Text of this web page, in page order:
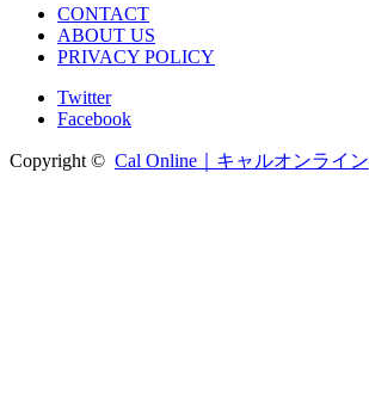
CONTACT
ABOUT US
PRIVACY POLICY
Twitter
Facebook
Copyright © Cal Online｜キャルオンライン